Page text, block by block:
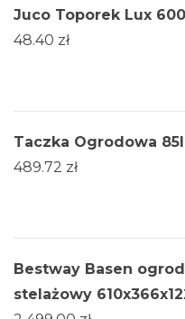
Juco Toporek Lux
48.40 zł
Taczka Ogrodowa 85l
489.72 zł
Bestway Basen
stelażowy